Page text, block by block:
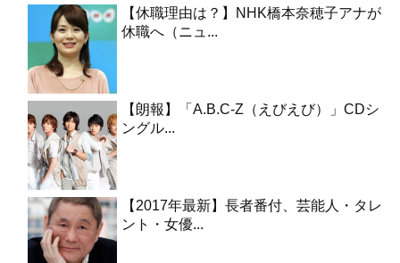
【休職理由は？】NHK橋本奈穂子アナが
休職へ（ニュ...
【朗報】「A.B.C-Z（えびえび）」CDシ
ングル...
【2017年最新】長者番付、芸能人・タレ
ント・女優...